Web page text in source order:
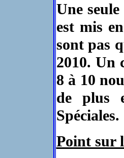
Une
est mis
sont pas
2010. Un
8 à 10
de plus
Spéciales.
Point sur